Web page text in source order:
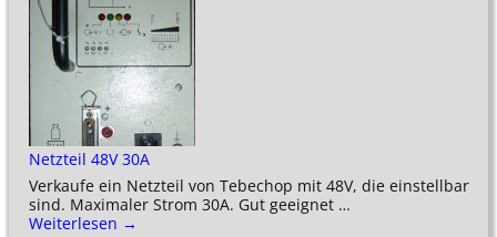
Netzteil 48V 30A
Verkaufe ein Netzteil von Tebechop mit 48V, die einstellbar
sind. Maximaler Strom 30A. Gut geeignet …
Weiterlesen →